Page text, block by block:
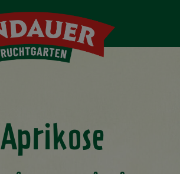
Aprikose